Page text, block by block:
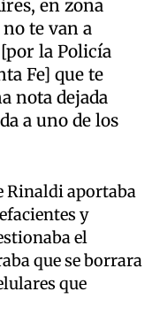
en zona
te van a
la Policía
Fe] que te
nota dejada
a uno de los
Rinaldi aportaba
y
el
que se borrara
que